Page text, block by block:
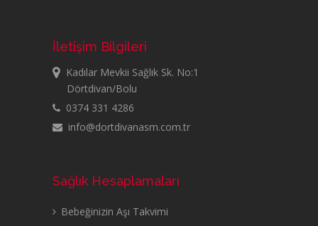
İletişim Bilgileri
Kadılar Mevkii Sağlık Sk. No:1
Dörtdivan/Bolu
0374 331 4286
info@dortdivanasm.com.tr
Sağlık Hesaplamaları
Bebeğinizin Aşı Takvimi